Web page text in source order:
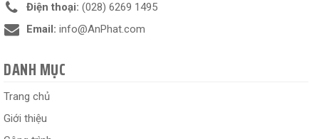
Điện thoại: (028) 6269 1495
Email: info@AnPhat.com
DANH MỤC
Trang chủ
Giới thiệu